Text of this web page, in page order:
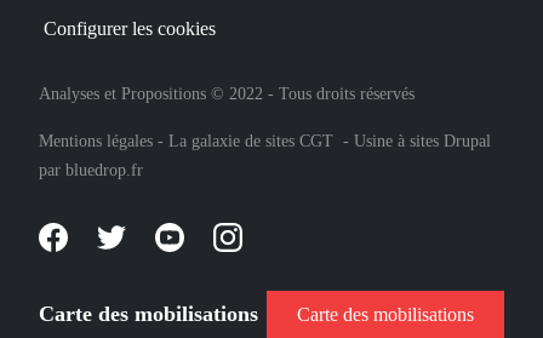
Configurer les cookies
Analyses et Propositions © 2022 - Tous droits réservés
Mentions légales - La galaxie de sites CGT - Usine à sites Drupal
par bluedrop.fr
Carte des mobilisations Carte des mobilisations